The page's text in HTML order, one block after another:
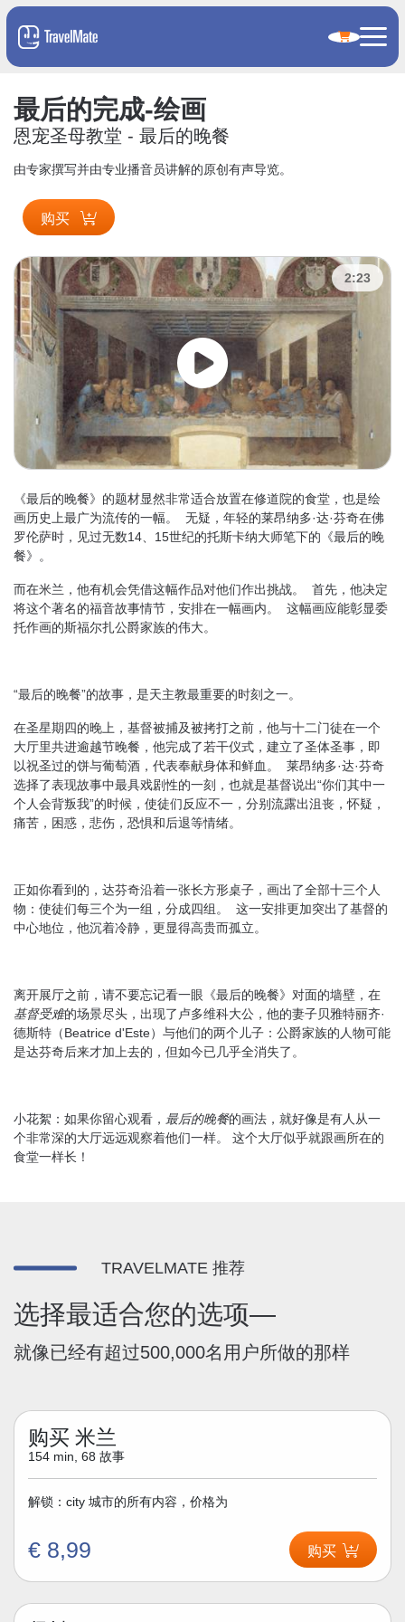
最后的完成-绘画
恩宠圣母教堂 - 最后的晚餐
由专家撰写并由专业播音员讲解的原创有声导览。
购买
2:23
《最后的晚餐》的题材显然非常适合放置在修道院的食堂，也是绘
画历史上最广为流传的一幅。 无疑，年轻的莱昂纳多·达·芬奇在佛
罗伦萨时，见过无数14、15世纪的托斯卡纳大师笔下的《最后的晚
餐》。
而在米兰，他有机会凭借这幅作品对他们作出挑战。 首先，他决定
将这个著名的福音故事情节，安排在一幅画内。 这幅画应能彰显委
托作画的斯福尔扎公爵家族的伟大。
“最后的晚餐”的故事，是天主教最重要的时刻之一。
在圣星期四的晚上，基督被捕及被拷打之前，他与十二门徒在一个
大厅里共进逾越节晚餐，他完成了若干仪式，建立了圣体圣事，即
以祝圣过的饼与葡萄酒，代表奉献身体和鲜血。 莱昂纳多·达·芬奇
选择了表现故事中最具戏剧性的一刻，也就是基督说出“你们其中一
个人会背叛我”的时候，使徒们反应不一，分别流露出沮丧，怀疑，
痛苦，困惑，悲伤，恐惧和后退等情绪。
正如你看到的，达芬奇沿着一张长方形桌子，画出了全部十三个人
物：使徒们每三个为一组，分成四组。 这一安排更加突出了基督的
中心地位，他沉着冷静，更显得高贵而孤立。
离开展厅之前，请不要忘记看一眼《最后的晚餐》对面的墙壁，在
基督受难的场景尽头，出现了卢多维科大公，他的妻子贝雅特丽齐·
德斯特（Beatrice d'Este）与他们的两个儿子：公爵家族的人物可能
是达芬奇后来才加上去的，但如今已几乎全消失了。
小花絮：如果你留心观看， 最后的晚餐的画法，就好像是有人从一
个非常深的大厅远远观察着他们一样。 这个大厅似乎就跟画所在的
食堂一样长！
TRAVELMATE 推荐
选择最适合您的选项—
就像已经有超过500,000名用户所做的那样
购买 米兰
154 min, 68 故事
解锁：city 城市的所有内容，价格为
€ 8,99 购买